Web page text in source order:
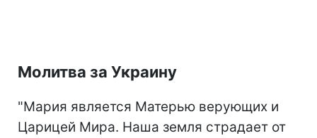
Молитва за Украину
"Мария является Матерью верующих и
Царицей Мира. Наша земля страдает от